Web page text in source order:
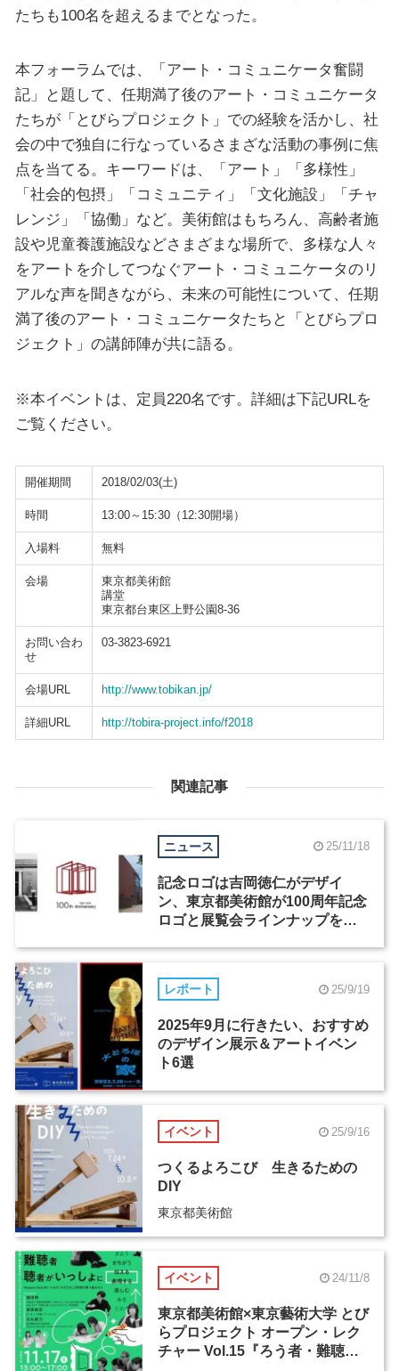
たちも100名を超えるまでとなった。
本フォーラムでは、「アート・コミュニケータ奮闘
記」と題して、任期満了後のアート・コミュニケータ
たちが「とびらプロジェクト」での経験を活かし、社
会の中で独自に行なっているさまざな活動の事例に焦
点を当てる。キーワードは、「アート」「多様性」
「社会的包摂」「コミュニティ」「文化施設」「チャ
レンジ」「協働」など。美術館はもちろん、高齢者施
設や児童養護施設などさまざまな場所で、多様な人々
をアートを介してつなぐアート・コミュニケータのリ
アルな声を聞きながら、未来の可能性について、任期
満了後のアート・コミュニケータたちと「とびらプロ
ジェクト」の講師陣が共に語る。
※本イベントは、定員220名です。詳細は下記URLを
ご覧ください。
開催期間 2018/02/03(土)
時間 13:00～15:30（12:30開場）
入場料 無料
会場
東京都美術館
講堂
東京都台東区上野公園8-36
お問い合わ
せ
03-3823-6921
会場URL http://www.tobikan.jp/
詳細URL http://tobira-project.info/f2018
関連記事
ニュース 25/11/18
記念ロゴは吉岡徳仁がデザイ
ン、東京都美術館が100周年記念
ロゴと展覧会ラインナップを発
レポート 25/9/19
2025年9月に行きたい、おすすめ
のデザイン展示＆アートイベン
ト6選
イベント 25/9/16
つくるよろこび 生きるための
DIY
東京都美術館
イベント 24/11/8
東京都美術館×東京藝術大学 とび
らプロジェクト オープン・レク
チャー Vol.15『ろう者・難聴